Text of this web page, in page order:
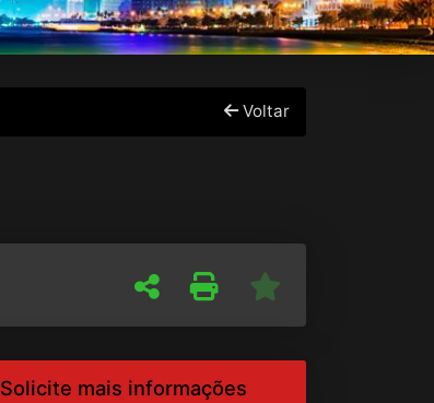
Voltar
Solicite mais informações